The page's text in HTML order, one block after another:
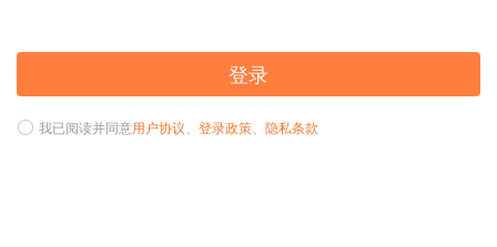
登录
我已阅读并同意用户协议、 登录政策、 隐私条款